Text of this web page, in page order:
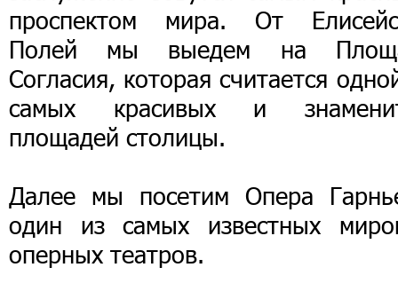
проспектом мира. От
Полей мы выедем на
Согласия, которая считается
самых красивых и
площадей столицы.
Далее мы посетим Опера
один из самых известных
оперных театров.